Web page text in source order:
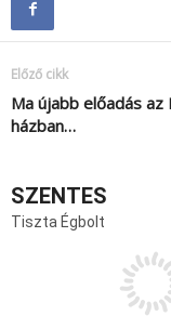
Előző cikk
Ma újabb előadás az
házban…
SZENTES
Tiszta Égbolt